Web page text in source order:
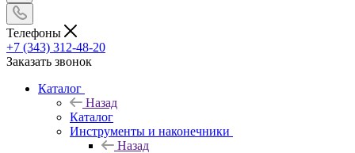
Телефоны
+7 (343) 312-48-20
Заказать звонок
Каталог
Назад
Каталог
Инструменты и наконечники
Назад